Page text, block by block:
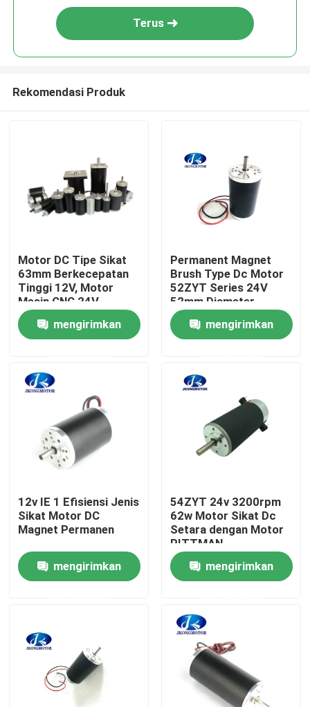
Rumah
Tentang kami
Tur Pabrik
Hubungi kami
Permintaan Penawaran
motor servo stepper terintegrasi
Servo motor DC terintegrasi
Motor DC Brushless
Terus
Rekomendasi Produk
Motor DC Tipe Sikat
63mm Berkecepatan
Tinggi 12V, Motor
Mesin CNC 24V
7500rpm 314W
mengirimkan
Permanent Magnet
Brush Type Dc Motor
52ZYT Series 24V
52mm Diameter
Pilihan Kecepatan
Tinggi 11000rpm
untuk 12v hingga
mengirimkan
12v IE 1 Efisiensi Jenis
Sikat Motor DC
Magnet Permanen
mengirimkan
54ZYT 24v 3200rpm
62w Motor Sikat Dc
Setara dengan Motor
PITTMAN
mengirimkan